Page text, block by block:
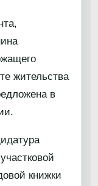
жительства
в
книжки